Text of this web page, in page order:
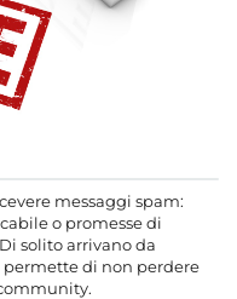
messaggi spam:
o promesse di
solito arrivano da
permette di non perdere